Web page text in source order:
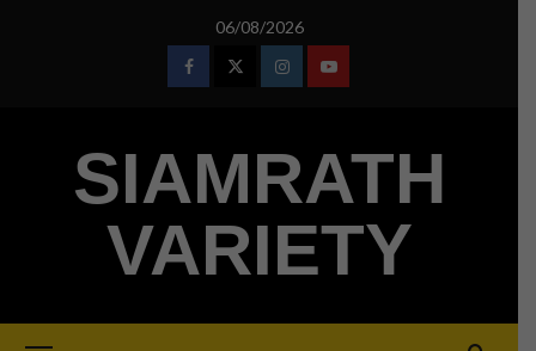
06/08/2026
FacebookTwitterInstagramYoutube
SIAMRATH
VARIETY